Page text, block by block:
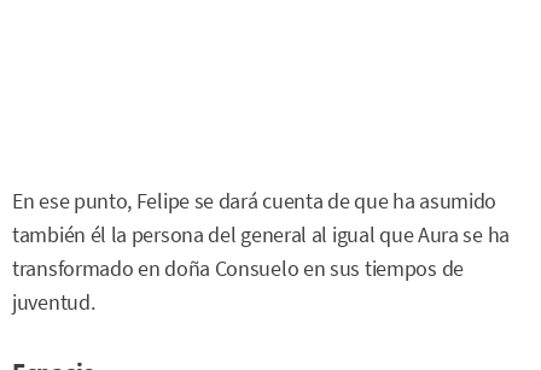
En ese punto, Felipe se dará cuenta de que ha asumido
también él la persona del general al igual que Aura se ha
transformado en doña Consuelo en sus tiempos de
juventud.